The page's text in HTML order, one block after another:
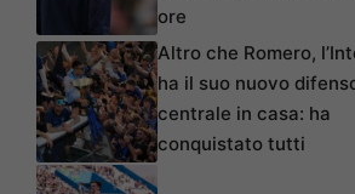
ore
Altro che Romero,
ha il suo nuovo
centrale in casa: ha
conquistato tutti